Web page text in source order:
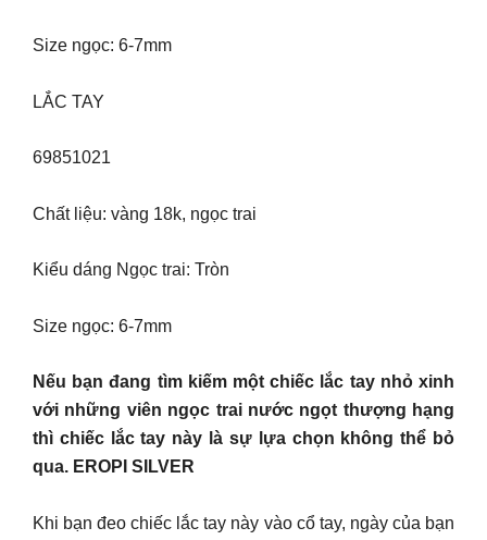
Size ngọc: 6-7mm
LẮC TAY
69851021
Chất liệu: vàng 18k, ngọc trai
Kiểu dáng Ngọc trai: Tròn
Size ngọc: 6-7mm
Nếu bạn đang tìm kiếm một chiếc lắc tay nhỏ xinh
với những viên ngọc trai nước ngọt thượng hạng
thì chiếc lắc tay này là sự lựa chọn không thể bỏ
qua. EROPI SILVER
Khi bạn đeo chiếc lắc tay này vào cổ tay, ngày của bạn